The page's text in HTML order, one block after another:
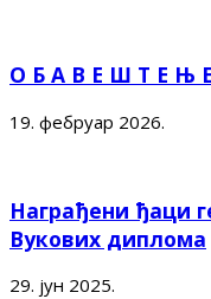
О Б А В Е Ш Т Е Њ Е
19. фебруар 2026.
Награђени ђаци
Вукових диплома
29. јун 2025.